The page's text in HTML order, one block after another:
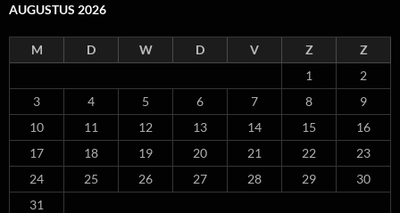
AUGUSTUS 2026
M D W D V Z
Z
1
2
3
4 5 6 7 8
9
10
11 12 13 14 15
16
17
18 19 20 21 22
23
24
25 26 27 28 29
30
31